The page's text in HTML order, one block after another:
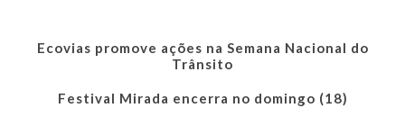
Ecovias promove ações na Semana Nacional do
Trânsito
Festival Mirada encerra no domingo (18)